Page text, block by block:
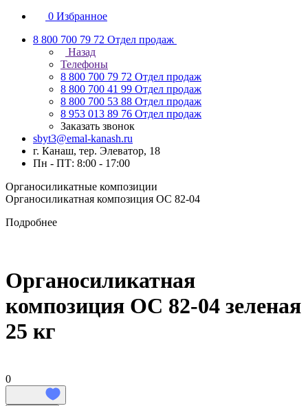
0 Избранное
8 800 700 79 72 Отдел продаж
Назад
Телефоны
8 800 700 79 72 Отдел продаж
8 800 700 41 99 Отдел продаж
8 800 700 53 88 Отдел продаж
8 953 013 89 76 Отдел продаж
Заказать звонок
sbyt3@emal-kanash.ru
г. Канаш, тер. Элеватор, 18
Пн - ПТ: 8:00 - 17:00
Органосиликатные композиции
Органосиликатная композиция ОС 82-04
Подробнее
Органосиликатная
композиция ОС 82-04 зеленая
25 кг
0